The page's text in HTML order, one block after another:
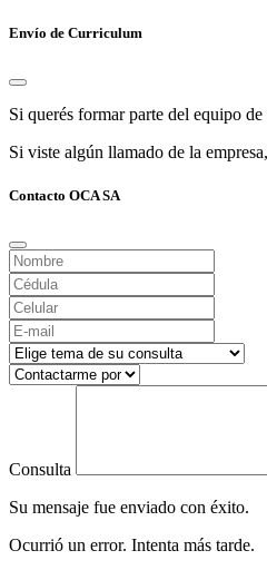
Envío de Curriculum
Si querés formar parte del equipo
Si viste algún llamado de la
Contacto OCA SA
Consulta
Su mensaje fue enviado con éxito.
Ocurrió un error. Intenta más tarde.